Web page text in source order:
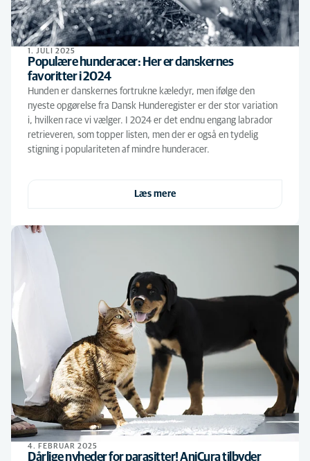
1. JULI 2025
Populære hunderacer: Her er danskernes
favoritter i 2024
Hunden er danskernes fortrukne kæledyr, men ifølge den
nyeste opgørelse fra Dansk Hunderegister er der stor variation
i, hvilken race vi vælger. I 2024 er det endnu engang labrador
retrieveren, som topper listen, men der er også en tydelig
stigning i populariteten af mindre hunderacer.
Læs mere
4. FEBRUAR 2025
Dårlige nyheder for parasitter! AniCura tilbyder